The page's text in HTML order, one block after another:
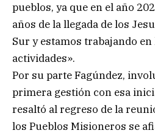
pueblos, ya que en el año
años de la llegada de los
Sur y estamos trabajando
actividades».
Por su parte Fagúndez,
primera gestión con esa
resaltó al regreso de la
los Pueblos Misioneros se